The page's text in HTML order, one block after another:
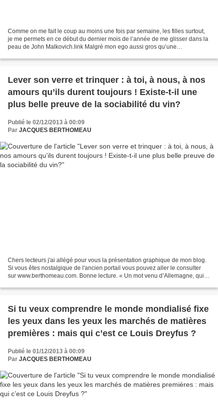
Comme on me fait le coup au moins une fois par semaine, les filles surtout,
je me permets en ce début du dernier mois de l’année de me glisser dans la
peau de John Malkovich.link Malgré mon ego aussi gros qu’une
Lever son verre et trinquer : à toi, à nous, à nos
amours qu’ils durent toujours ! Existe-t-il une
plus belle preuve de la sociabilité du vin?
Publié le 02/12/2013 à 00:09
Par JACQUES BERTHOMEAU
Chers lecteurs j'ai allégé pour vous la présentation graphique de mon blog.
Si vous êtes nostalgique de l'ancien portail vous pouvez aller le consulter
sur www.berthomeau.com. Bonne lecture. « Un mot venu d’Allemagne, qui
Si tu veux comprendre le monde mondialisé fixe
les yeux dans les yeux les marchés de matières
premières : mais qui c’est ce Louis Dreyfus ?
Publié le 01/12/2013 à 00:09
Par JACQUES BERTHOMEAU